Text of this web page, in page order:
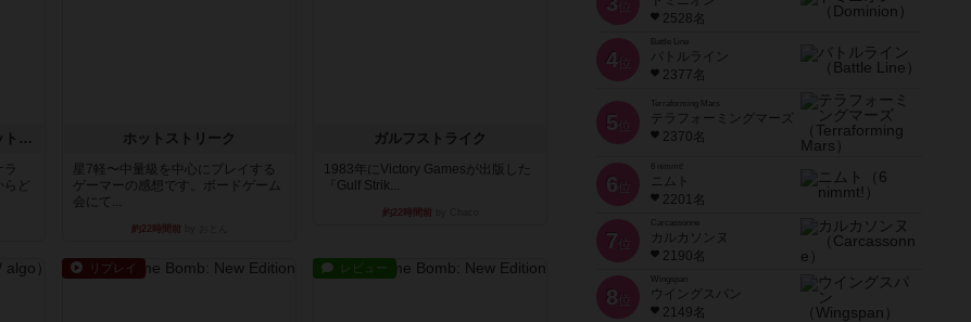
チケットトゥライド / チケットトゥライドアメリカ
ラ
ど
ホットストリーク
星7軽〜中量級を中心にプレイする
ゲーマーの感想です。ボードゲーム
会にて...
約22時間前
ガルフストライク
1983年にVictory Gamesが出版した
『Gulf Strik...
約22時間前
リプレイ レビュー
位
2528名
4位
Battle Line
バトルライン
2377名
5 位
Terraforming Mars
テラフォーミングマーズ
2370名
6 位
ニムト
2201名
7 位
Carcassonne
カルカソンヌ
2190名
8 位
Wingspan
ウイングスパン
2149名